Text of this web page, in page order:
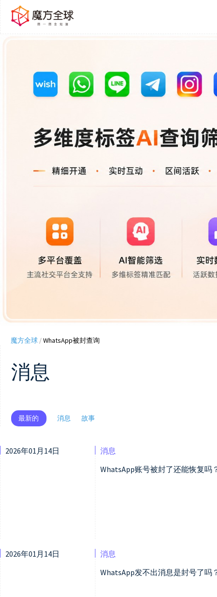
魔方全球/WhatsApp被封查询
消息
最新的 消息 故事
2026年01月14日
消息
WhatsApp账号被封了还能恢复吗
2026年01月14日
消息
WhatsApp发不出消息是封号了吗